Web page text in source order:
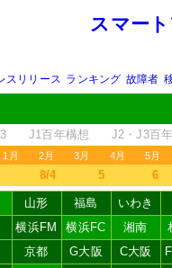
スマー
スリリース ランキング 故障者
J1百年構想 J2・J3百
1月 2月 3月 4月 5月
8/4 5 6
山形 福島
いわき
横浜FM 横浜FC 湘南
京都 G大阪 C大阪